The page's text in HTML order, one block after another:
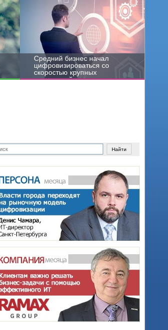
Средний бизнес начал
цифровизироваться со
скоростью крупных
корпораций